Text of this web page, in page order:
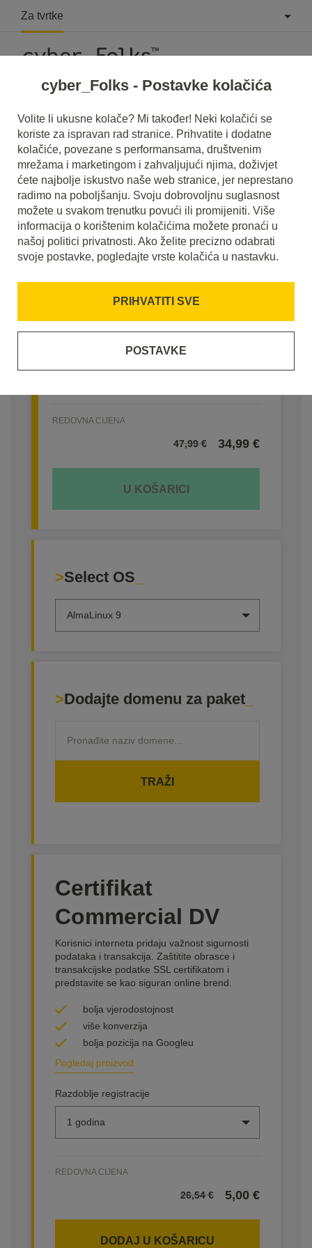
Za tvrtke
Serveri: root
vps_UP!
Konfigurirajte odabranu uslugu i provjerite što
su drugi korisnici najčešće birali uz nju.
78496b26.cfolks.hr
Promijeni
1 mjesec
REDOVNA CIJENA
47,99 € 34,99 €
U KOŠARICI
Select OS
AlmaLinux 9
Dodajte domenu za paket
TRAŽI
Certifikat
Commercial DV
Korisnici interneta pridaju važnost sigurnosti
podataka i transakcija. Zaštitite obrasce i
transakcijske podatke SSL certifikatom i
predstavite se kao siguran online brend.
bolja vjerodostojnost
više konverzija
bolja pozicija na Googleu
Pogledaj proizvod
Razdoblje registracije
1 godina
REDOVNA CIJENA
26,54 € 5,00 €
DODAJ U KOŠARICU
cyber_Folks - Postavke kolačića
Volite li ukusne kolače? Mi također! Neki kolačići se
koriste za ispravan rad stranice. Prihvatite i dodatne
kolačiće, povezane s performansama, društvenim
mrežama i marketingom i zahvaljujući njima, doživjet
ćete najbolje iskustvo naše web stranice, jer neprestano
radimo na poboljšanju. Svoju dobrovoljnu suglasnost
možete u svakom trenutku povući ili promijeniti. Više
informacija o korištenim kolačićima možete pronaći u
našoj politici privatnosti. Ako želite precizno odabrati
svoje postavke, pogledajte vrste kolačića u nastavku.
PRIHVATITI SVE
POSTAVKE